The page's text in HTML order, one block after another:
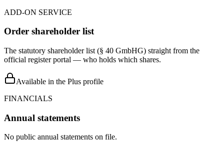
ADD-ON SERVICE
Order shareholder list
The statutory shareholder list (§ 40 GmbHG) straight from the
official register portal — who holds which shares.
Available in the Plus profile
FINANCIALS
Annual statements
No public annual statements on file.